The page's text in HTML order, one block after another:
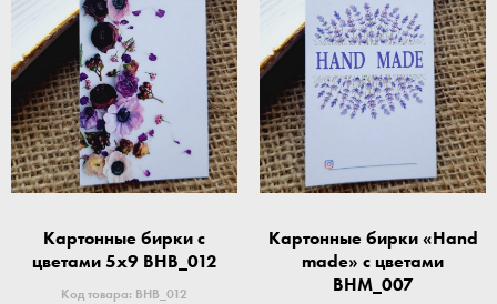
Картонные бирки с
цветами 5x9 BHB_012
Код товара: BHB_012
Картонные бирки «Hand
made» с цветами
BHM_007